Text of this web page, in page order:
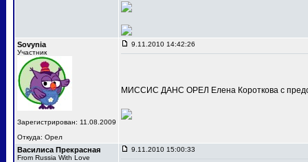
Sovynia
Участник
Зарегистрирован: 11.08.2009
Откуда: Орел
9.11.2010 14:42:26
МИССИС ДАНС ОРЕЛ Елена Короткова с
Василиса Прекрасная
From Russia With Love
9.11.2010 15:00:33